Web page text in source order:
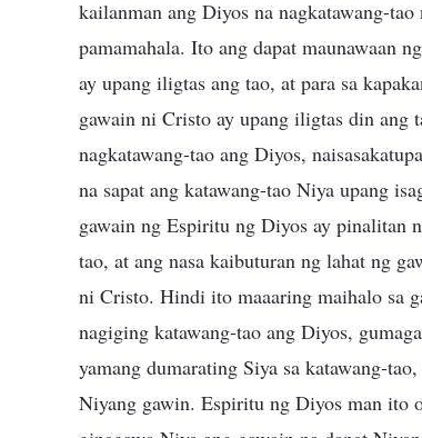
kailanman ang Diyos na nagkatawang-
pamamahala. Ito ang dapat maunawaan
ay upang iligtas ang tao, at para sa
gawain ni Cristo ay upang iligtas din ang
nagkatawang-tao ang Diyos,
na sapat ang katawang-tao Niya upang
gawain ng Espiritu ng Diyos ay pinalitan
tao, at ang nasa kaibuturan ng lahat ng
ni Cristo. Hindi ito maaaring maihalo sa
nagiging katawang-tao ang Diyos,
yamang dumarating Siya sa katawang-
Niyang gawin. Espiritu ng Diyos man ito